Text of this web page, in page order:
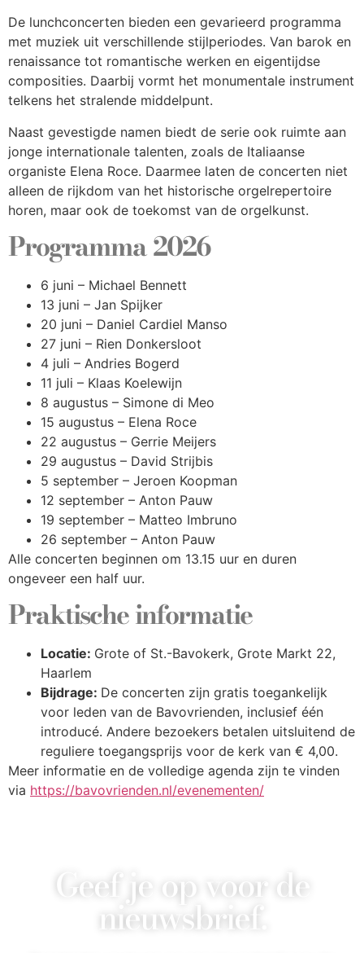
De lunchconcerten bieden een gevarieerd programma
met muziek uit verschillende stijlperiodes. Van barok en
renaissance tot romantische werken en eigentijdse
composities. Daarbij vormt het monumentale instrument
telkens het stralende middelpunt.
Naast gevestigde namen biedt de serie ook ruimte aan
jonge internationale talenten, zoals de Italiaanse
organiste Elena Roce. Daarmee laten de concerten niet
alleen de rijkdom van het historische orgelrepertoire
horen, maar ook de toekomst van de orgelkunst.
Programma 2026
6 juni – Michael Bennett
13 juni – Jan Spijker
20 juni – Daniel Cardiel Manso
27 juni – Rien Donkersloot
4 juli – Andries Bogerd
11 juli – Klaas Koelewijn
8 augustus – Simone di Meo
15 augustus – Elena Roce
22 augustus – Gerrie Meijers
29 augustus – David Strijbis
5 september – Jeroen Koopman
12 september – Anton Pauw
19 september – Matteo Imbruno
26 september – Anton Pauw
Alle concerten beginnen om 13.15 uur en duren
ongeveer een half uur.
Praktische informatie
Locatie: Grote of St.-Bavokerk, Grote Markt 22,
Haarlem
Bijdrage: De concerten zijn gratis toegankelijk
voor leden van de Bavovrienden, inclusief één
introducé. Andere bezoekers betalen uitsluitend de
reguliere toegangsprijs voor de kerk van € 4,00.
Meer informatie en de volledige agenda zijn te vinden
via https://bavovrienden.nl/evenementen/
Geef je op voor de
nieuwsbrief.